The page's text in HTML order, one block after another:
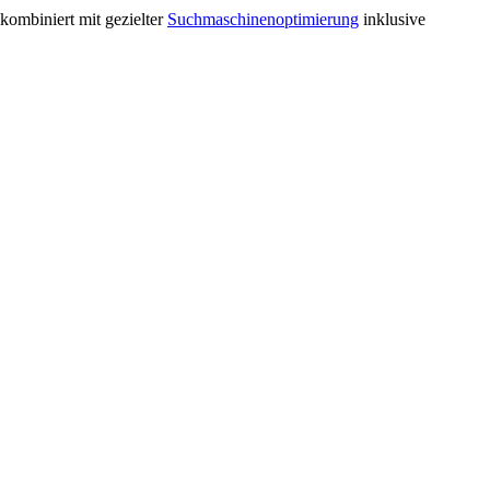
mit gezielter Suchmaschinenoptimierung inklusive